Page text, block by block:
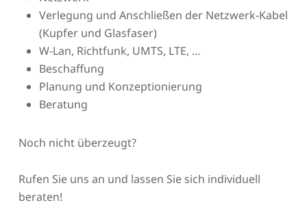
Verlegung und Anschließen der Netzwerk-Kabel
(Kupfer und Glasfaser)
W-Lan, Richtfunk, UMTS, LTE, …
Beschaffung
Planung und Konzeptionierung
Beratung
Noch nicht überzeugt?
Rufen Sie uns an und lassen Sie sich individuell
beraten!